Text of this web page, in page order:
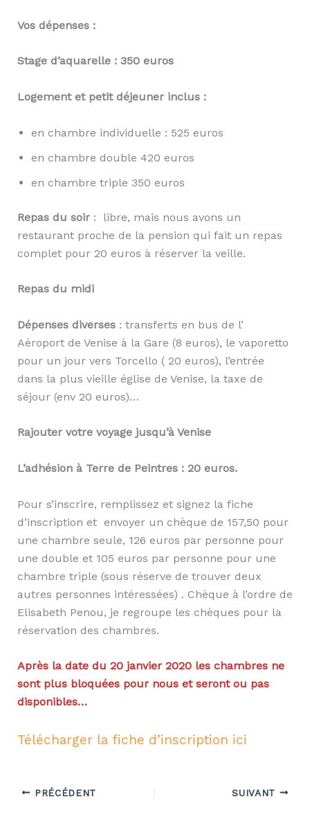
Vos dépenses :
Stage d’aquarelle : 350 euros
Logement et petit déjeuner inclus :
en chambre individuelle : 525 euros
en chambre double 420 euros
en chambre triple 350 euros
Repas du soir: libre, mais nous avons un
restaurant proche de la pension qui fait un repas
complet pour 20 euros à réserver la veille.
Repas du midi
Dépenses diverses: transferts en bus de l’
Aéroport de Venise à la Gare (8 euros), le vaporetto
pour un jour vers Torcello ( 20 euros), l’entrée
dans la plus vieille église de Venise, la taxe de
séjour (env 20 euros)…
Rajouter votre voyage jusqu’à Venise
L’adhésion à Terre de Peintres : 20 euros.
Pour s’inscrire, remplissez et signez la fiche
d’inscription et envoyer un chèque de 157,50 pour
une chambre seule, 126 euros par personne pour
une double et 105 euros par personne pour une
chambre triple (sous réserve de trouver deux
autres personnes intéressées) . Chèque à l’ordre de
Elisabeth Penou, je regroupe les chèques pour la
réservation des chambres.
Après la date du 20 janvier 2020 les chambres ne
sont plus bloquées pour nous et seront ou pas
disponibles…
Télécharger la fiche d’inscription ici
PRÉCÉDENT SUIVANT